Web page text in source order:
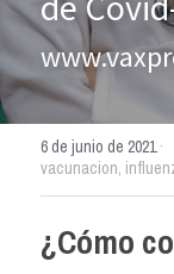
6 de junio de 2021·
vacunacion,
¿Cómo